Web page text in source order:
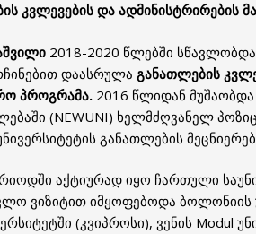
კვლევების და ადმინისტრირების
2018-2020 წლებში სწავლობდა
დაასრულა განათლების
პროგრამა. 2016 წლიდან
(NEWUNI) ხელმძღვანელ
განათლების
აქტიურად იყო ჩართული
ვიზიტით იმყოფებოდა ბოლონიის
(კვიპროსი), ვენის Modul